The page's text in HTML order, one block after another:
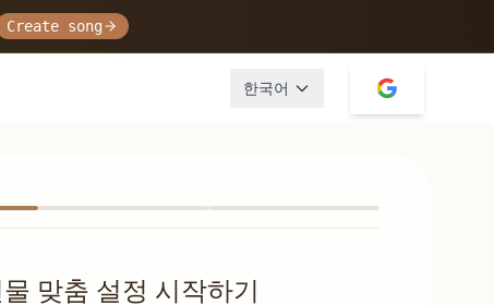
Create song
한국어
맞춤 설정 시작하기